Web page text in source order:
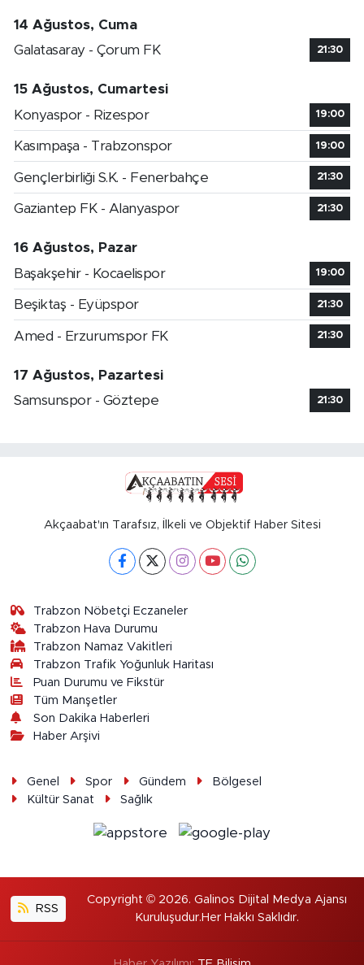
14 Ağustos, Cuma
Galatasaray - Çorum FK
21:30
15 Ağustos, Cumartesi
Konyaspor - Rizespor
19:00
Kasımpaşa - Trabzonspor 19:00
Gençlerbirliği S.K. - Fenerbahçe 21:30
Gaziantep FK - Alanyaspor 21:30
16 Ağustos, Pazar
Başakşehir - Kocaelispor
19:00
Beşiktaş - Eyüpspor 21:30
Amed - Erzurumspor FK 21:30
17 Ağustos, Pazartesi
Samsunspor - Göztepe
21:30
Akçaabat'ın Tarafsız, İlkeli ve Objektif Haber Sitesi
Trabzon Nöbetçi Eczaneler
Trabzon Hava Durumu
Trabzon Namaz Vakitleri
Trabzon Trafik Yoğunluk Haritası
Puan Durumu ve Fikstür
Tüm Manşetler
Son Dakika Haberleri
Haber Arşivi
Genel Spor Gündem
Bölgesel
Kültür Sanat
Sağlık
RSS
Copyright © 2026. Galinos Dijital Medya Ajansı
Kuruluşudur.Her Hakkı Saklıdır.